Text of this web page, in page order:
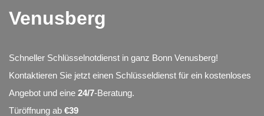
Venusberg
Schneller Schlüsselnotdienst in ganz Bonn Venusberg!
Kontaktieren Sie jetzt einen Schlüsseldienst für ein kostenloses
Angebot und eine 24/7-Beratung.
Türöffnung ab €39